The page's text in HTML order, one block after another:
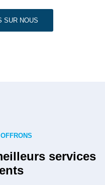
SUR NOUS
services